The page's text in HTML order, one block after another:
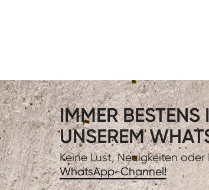
IMMER
UNSEREM
Keine Lust, Neuigkeiten
WhatsApp-Channel!